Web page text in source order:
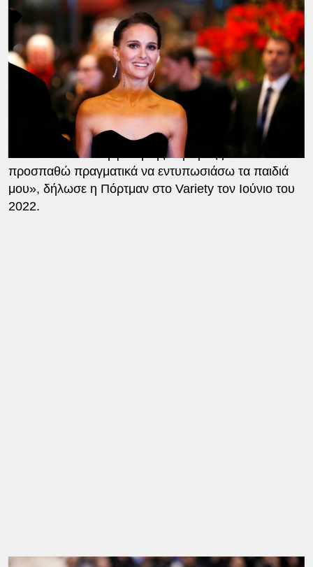
Το νέο μέλος θα προστεθεί στα δύο παιδιά της, τον
14χρονο γιο Άλεφ και την 9χρονη κόρη Αμάλια, τα
οποία έχει αποκτήσει με τον πρώην σύζυγό της. Ενώ
η Πόρτμαν καταφέρνει να κρατήσει τα παιδιά της
μακριά από τα φώτα της δημοσιότητας, γνωρίζουν
καλά την υψηλού προφίλ καριέρα της μητέρας τους.
Την ενθάρρυναν μάλιστα να αναλάβει τον ρόλο της
στο Thor: Love and Thunder.
«Νιώθω ότι είναι η φάση της καριέρας μου όπου
προσπαθώ πραγματικά να εντυπωσιάσω τα παιδιά
μου», δήλωσε η Πόρτμαν στο Variety τον Ιούνιο του
2022.